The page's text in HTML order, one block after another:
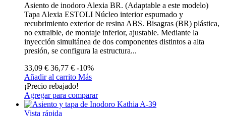
Asiento de inodoro Alexia BR. (Adaptable a este modelo)
Tapa Alexia ESTOLI Núcleo interior espumado y
recubrimiento exterior de resina ABS. Bisagras (BR) plástica,
no extraible, de montaje inferior, ajustable. Mediante la
inyección simultánea de dos componentes distintos a alta
presión, se configura la estructura...
33,09 € 36,77 € -10%
Añadir al carrito Más
¡Precio rebajado!
Agregar para comparar
Vista rápida